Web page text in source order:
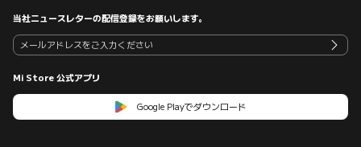
当社ニュースレターの配信登録をお願いします。
Mi Store 公式アプリ
Google Playでダウンロード